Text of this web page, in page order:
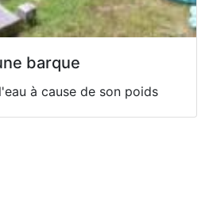
barque
à cause de son poids